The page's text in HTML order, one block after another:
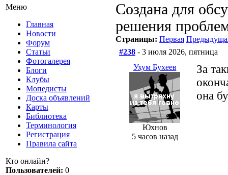
Меню
Главная
Новости
Форум
Статьи
Фотогалерея
Блоги
Клубы
Мопедисты
Доска объявлений
Карты
Библиотека
Терминология
Регистрация
Правила сайта
Кто онлайн?
Пользователей: 0
Создана для
решения
Страницы: Первая
#238 - 3 июля 2026, пятница
Ухум Бухеев
Юхнов
5 часов назад
За
она